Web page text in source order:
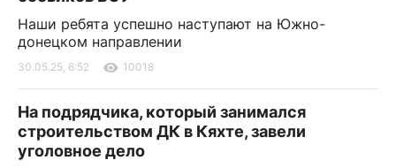
Наши ребята успешно наступают на Южно-
донецком направлении
30.05.25, 6:52 10018
На подрядчика, который занимался
строительством ДК в Кяхте, завели
уголовное дело